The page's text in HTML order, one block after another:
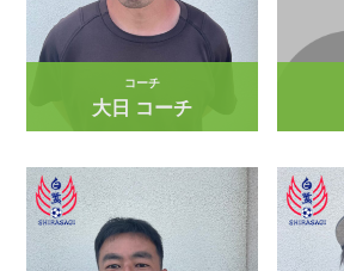
コーチ
大日 コーチ